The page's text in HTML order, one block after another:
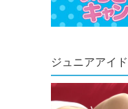
ジュニアアイ